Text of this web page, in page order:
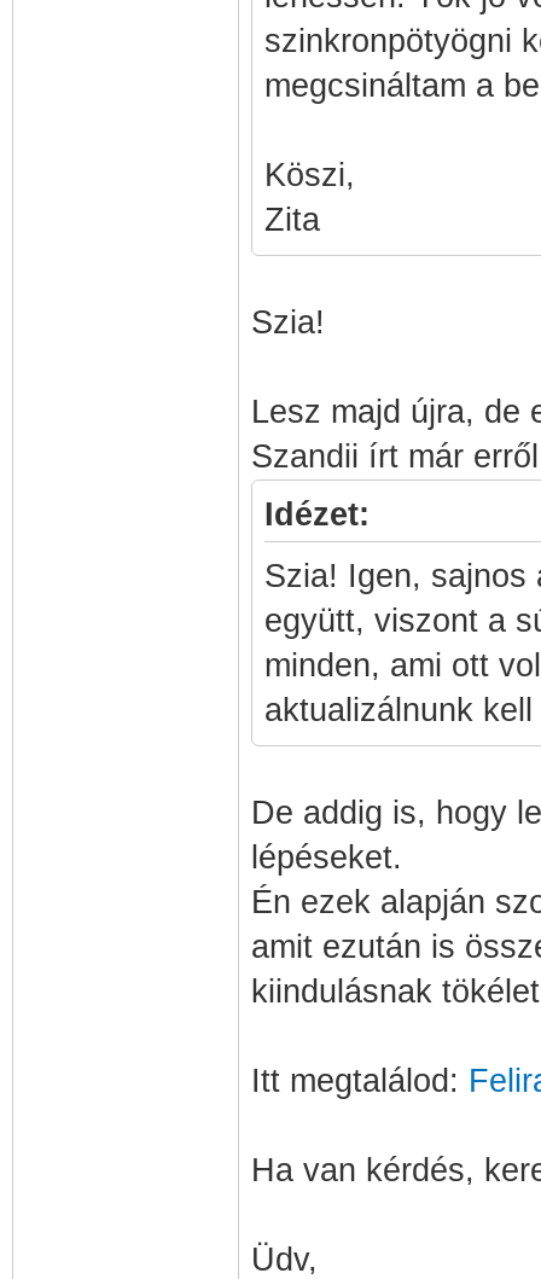
szinkronpötyögni
megcsináltam a
Köszi,
Zita
Szia!
Lesz majd újra, de
Szandii írt már
Idézet:
Szia! Igen, sajnos
együtt, viszont a
minden, ami ott
aktualizálnunk
De addig is, hogy
lépéseket.
Én ezek alapján
amit ezután is
kiindulásnak
Itt megtalálod:
Ha van kérdés,
Üdv,